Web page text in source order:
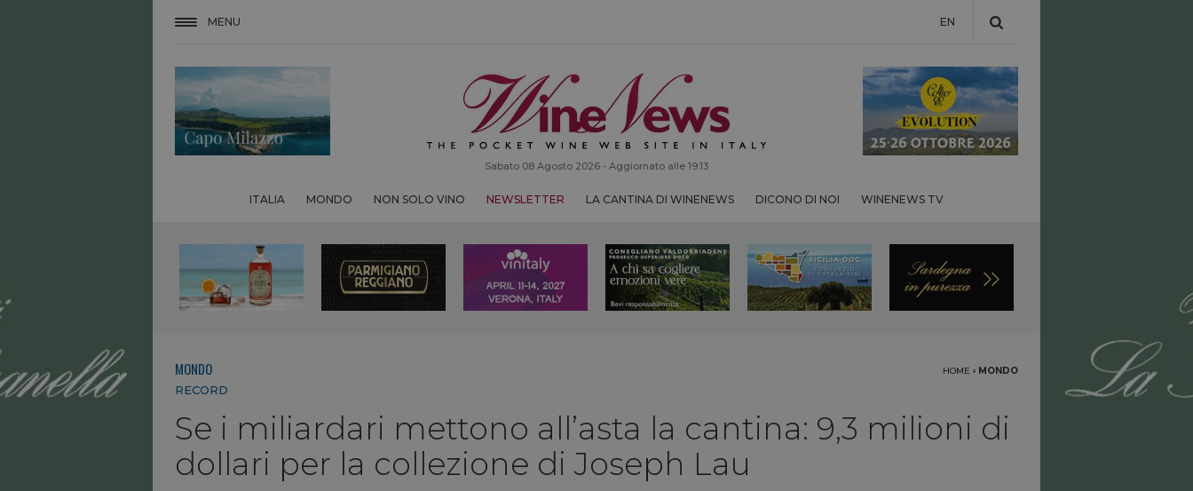
MENU EN
Sabato 08 Agosto 2026 - Aggiornato alle 19:13
ITALIA MONDO NON SOLO VINO NEWSLETTER LA CANTINA DI WINENEWS DICONO DI NOI WINENEWS TV
MONDO HOME › MONDO
RECORD
Se i miliardari mettono all’asta la cantina: 9,3 milioni di
dollari per la collezione di Joseph Lau